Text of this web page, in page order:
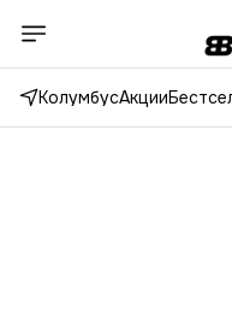
КолумбусАкции